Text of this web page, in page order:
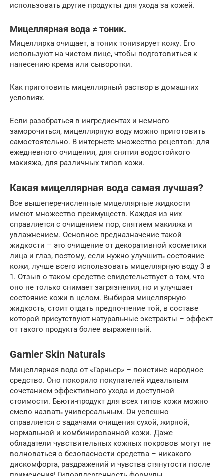
использовать другие продукты для ухода за кожей.
Мицеллярная вода ≠ тоник.
Мицеллярка очищает, а тоник тонизирует кожу. Его
используют на чистом лице, чтобы подготовиться к
нанесению крема или сыворотки.
Как приготовить мицеллярный раствор в домашних
условиях.
Если разобраться в ингредиентах и немного
заморочиться, мицеллярную воду можно приготовить
самостоятельно. В интернете множество рецептов: для
ежедневного очищения, для снятия водостойкого
макияжа, для различных типов кожи.
Какая мицеллярная вода самая лучшая?
Все вышеперечисленные мицеллярные жидкости
имеют множество преимуществ. Каждая из них
справляется с очищением пор, снятием макияжа и
увлажнением. Основное предназначение такой
жидкости – это очищение от декоративной косметики
лица и глаз, поэтому, если нужно улучшить состояние
кожи, лучше всего использовать мицеллярную воду 3 в
1. Отзыв о таком средстве свидетельствует о том, что
оно не только снимает загрязнения, но и улучшает
состояние кожи в целом. Выбирая мицеллярную
жидкость, стоит отдать предпочтение той, в составе
которой присутствуют натуральные экстракты – эффект
от такого продукта более выраженный.
Garnier Skin Naturals
Мицеллярная вода от «Гарньер» – поистине народное
средство. Оно покорило покупателей идеальным
сочетанием эффективного ухода и доступной
стоимости. Бьюти-продукт для всех типов кожи можно
смело назвать универсальным. Он успешно
справляется с задачами очищения сухой, жирной,
нормальной и комбинированной кожи. Даже
обладатели чувствительных кожных покровов могут не
волноваться о безопасности средства – никакого
дискомфорта, раздражений и чувства стянутости после